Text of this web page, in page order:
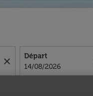
close
Départ
fc-booking-
14/08/2026